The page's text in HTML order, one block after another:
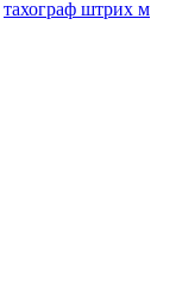
тахограф штрих м